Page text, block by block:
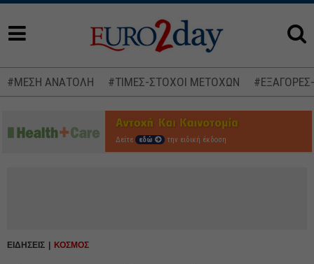
#ΜΕΣΗ ΑΝΑΤΟΛΗ #ΤΙΜΕΣ-ΣΤΟΧΟΙ ΜΕΤΟΧΩΝ
Δείτε εδώ την ειδική έκδοση
ΕΙΔΗΣΕΙΣ ΚΟΣΜΟΣ